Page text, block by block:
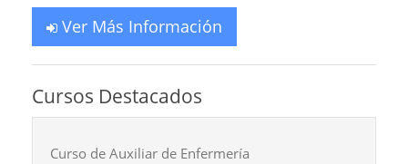
Ver Más Información
Cursos Destacados
Curso de Auxiliar de Enfermería